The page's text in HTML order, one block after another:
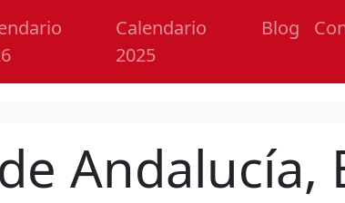
Calendario
2025
Blog
Andalucía,